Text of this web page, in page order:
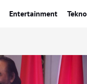
Entertainment Tekno